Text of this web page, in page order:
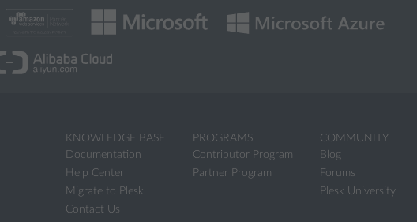
KNOWLEDGE BASE
Documentation
Help Center
Migrate to Plesk
Contact Us
PROGRAMS
Contributor Program
Partner Program
COMMUNITY
Blog
Forums
Plesk University